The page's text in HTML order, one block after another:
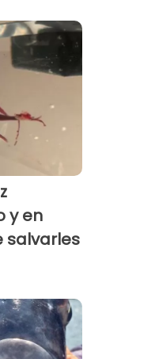
y en
salvarles